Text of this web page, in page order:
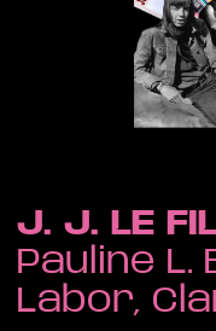
J. J. LE
Pauline L.
Labor,